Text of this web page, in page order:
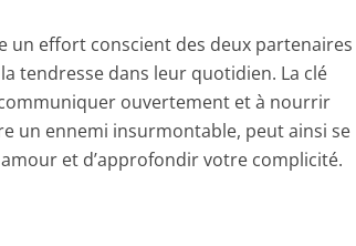
un effort conscient des deux partenaires
tendresse dans leur quotidien. La clé
ouvertement et à nourrir
un ennemi insurmontable, peut ainsi se
et d’approfondir votre complicité.